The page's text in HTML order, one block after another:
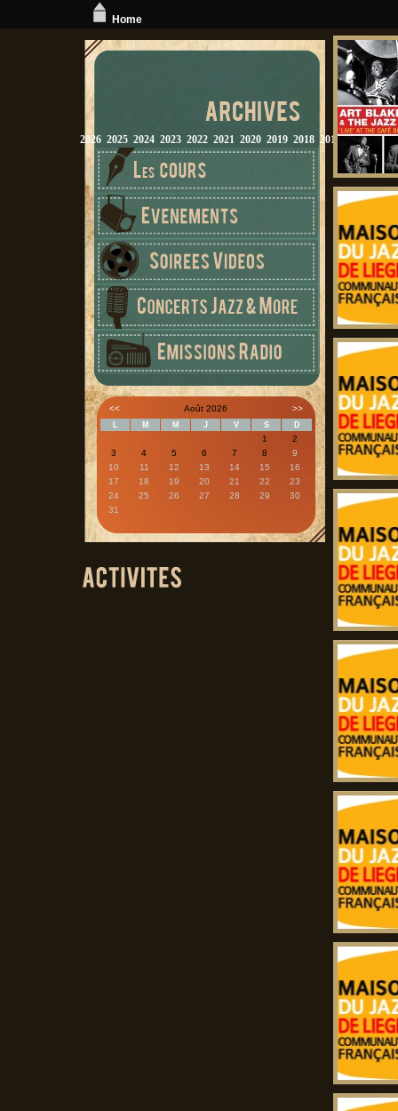
2026 2025 2024 2023 2022 2021 2020 2019 2018 2017 2016 2015
<< Août 2026 >>
L M M J V S D
1
2
3
4 5 6 7 8
9
10
11 12 13 14 15
16
17
18 19 20 21 22
23
24
25 26 27 28 29
30
31
Home